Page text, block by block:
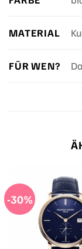
MATERIAL
FÜR WEN?
-30%